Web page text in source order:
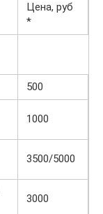
Цена, руб
*
500
1000
3500/5000
3000